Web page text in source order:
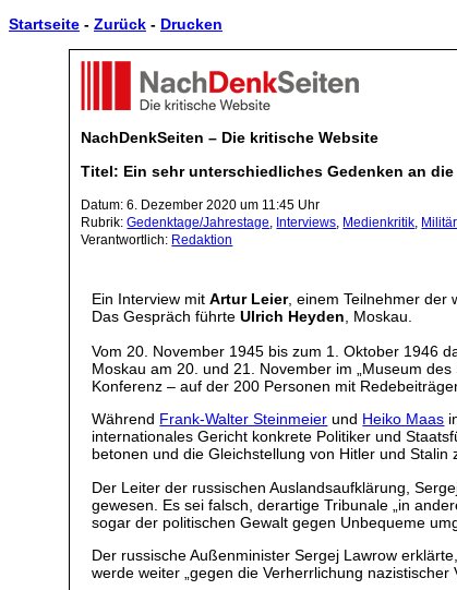
Startseite - Zurück - Drucken
NachDenkSeiten – Die kritische Website
Titel: Ein sehr unterschiedliches Gedenken an
Datum: 6. Dezember 2020 um 11:45 Uhr
Rubrik:Gedenktage/Jahrestage, Interviews, Medienkritik,
Verantwortlich: Redaktion
Ein Interview mitArtur Leier, einem Teilnehmer der
Das Gespräch führteUlrich Heyden , Moskau.
Vom 20. November 1945 bis zum 1. Oktober 1946
Moskau am 20. und 21. November im „Museum
Konferenz – auf der 200 Personen mit
Während Frank-Walter Steinmeier und Heiko Maas
internationales Gericht konkrete Politiker und
betonen und die Gleichstellung von Hitler und Stalin
Der Leiter der russischen Auslandsaufklärung,
gewesen. Es sei falsch, derartige Tribunale „in
sogar der politischen Gewalt gegen Unbequeme
Der russische Außenminister Sergej Lawrow
werde weiter „gegen die Verherrlichung nazistischer